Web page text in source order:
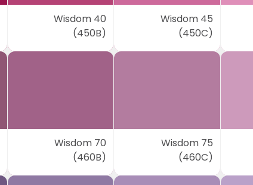
Wisdom 40
(450B)
Wisdom 45
(450C)
Wisdom 70
(460B)
Wisdom 75
(460C)